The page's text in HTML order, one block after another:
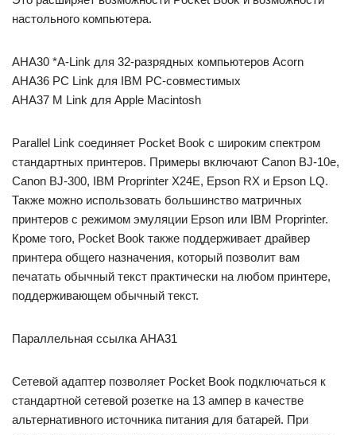
настольного компьютера.
AHA30 *A-Link для 32-разрядных компьютеров Acorn
AHA36 PC Link для IBM PC-совместимых
AHA37 M Link для Apple Macintosh
Parallel Link соединяет Pocket Book с широким спектром
стандартных принтеров. Примеры включают Canon BJ-10e,
Canon BJ-300, IBM Proprinter X24E, Epson RX и Epson LQ.
Также можно использовать большинство матричных
принтеров с режимом эмуляции Epson или IBM Proprinter.
Кроме того, Pocket Book также поддерживает драйвер
принтера общего назначения, который позволит вам
печатать обычный текст практически на любом принтере,
поддерживающем обычный текст.
Параллельная ссылка AHA31
Сетевой адаптер позволяет Pocket Book подключаться к
стандартной сетевой розетке на 13 ампер в качестве
альтернативного источника питания для батарей. При